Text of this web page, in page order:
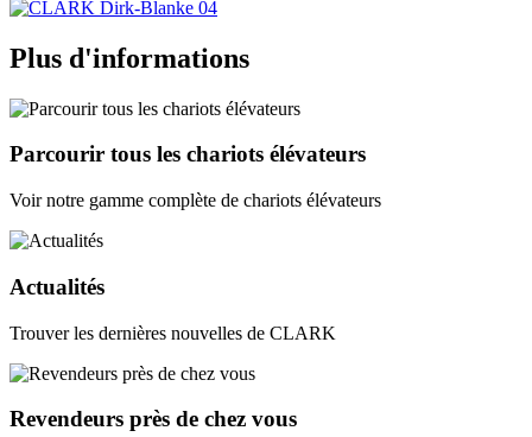
Plus d'informations
Parcourir tous les chariots élévateurs
Voir notre gamme complète de chariots élévateurs
Actualités
Trouver les dernières nouvelles de CLARK
Revendeurs près de chez vous